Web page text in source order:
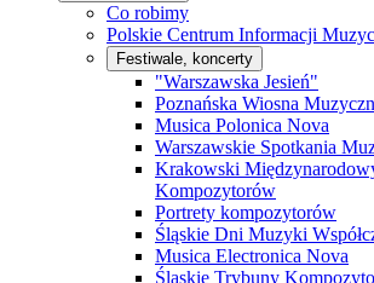
Co robimy
Polskie Centrum Informacji
Festiwale, koncerty
"Warszawska Jesień"
Poznańska Wiosna
Musica Polonica Nova
Warszawskie Spotkania
Krakowski
Kompozytorów
Portrety kompozytorów
Śląskie Dni Muzyki
Musica Electronica Nova
Śląskie Trybuny